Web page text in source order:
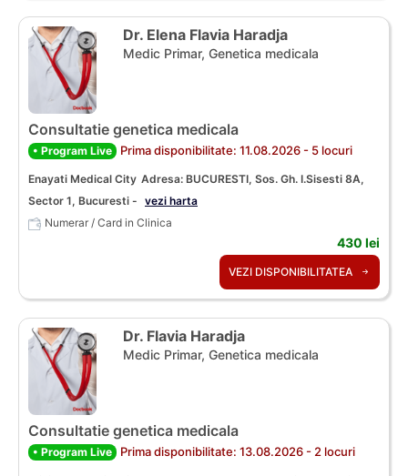
Dr. Elena Flavia Haradja
Medic Primar, Genetica medicala
Consultatie genetica medicala
• Program Live Prima disponibilitate: 11.08.2026 - 5 locuri
Enayati Medical City Adresa: BUCURESTI, Sos. Gh. I.Sisesti 8A,
Sector 1, Bucuresti - vezi harta
Numerar / Card in Clinica
430 lei
VEZI DISPONIBILITATEA
Dr. Flavia Haradja
Medic Primar, Genetica medicala
Consultatie genetica medicala
• Program Live Prima disponibilitate: 13.08.2026 - 2 locuri